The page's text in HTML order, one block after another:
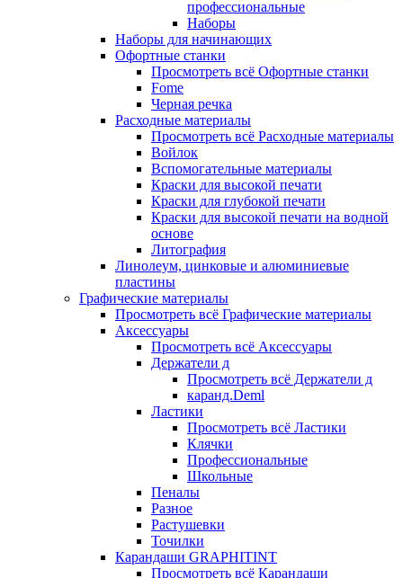
профессиональные
Наборы
Наборы для начинающих
Офортные станки
Просмотреть всё Офортные станки
Fome
Черная речка
Расходные материалы
Просмотреть всё Расходные материалы
Войлок
Вспомогательные материалы
Краски для высокой печати
Краски для глубокой печати
Краски для высокой печати на водной
основе
Литография
Линолеум, цинковые и алюминиевые
пластины
Графические материалы
Просмотреть всё Графические материалы
Аксессуары
Просмотреть всё Аксессуары
Держатели д
Просмотреть всё Держатели д
каранд.Deml
Ластики
Просмотреть всё Ластики
Клячки
Профессиональные
Школьные
Пеналы
Разное
Растушевки
Точилки
Карандаши GRAPHITINT
Просмотреть всё Карандаши